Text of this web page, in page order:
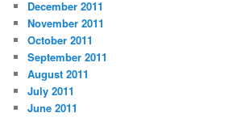
December 2011
November 2011
October 2011
September 2011
August 2011
July 2011
June 2011